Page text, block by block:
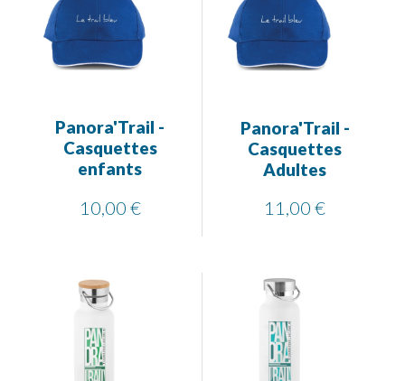
Panora'Trail -
Casquettes
enfants
10,00 €
Panora'Trail -
Casquettes
Adultes
11,00 €